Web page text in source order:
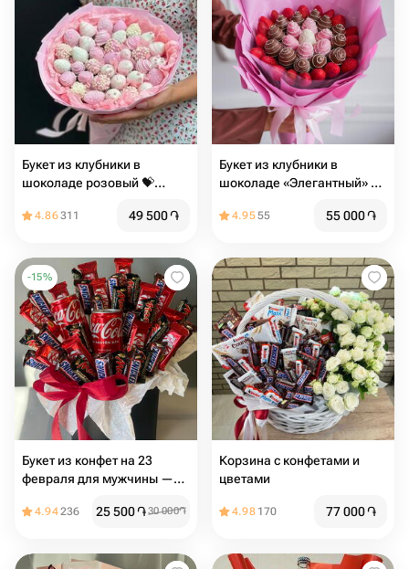
Букет из клубники в
шоколаде розовый 💝️
4.86311 49 500֏
Букет из клубники в
шоколаде «Элегантный» в
4.9555 55 000֏
-15%
Букет из конфет на 23
февраля для мужчины —
подарок ко Дню защитника
4.94236 25 500֏30 000֏
Корзина с конфетами и
цветами
4.98 170 77 000֏